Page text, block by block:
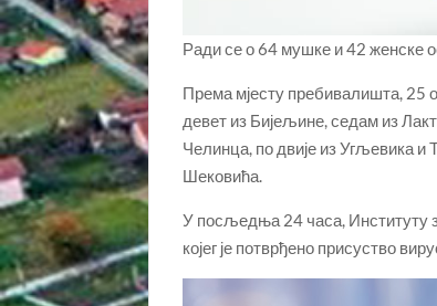
Ради се о 64 мушке и 42 женске
Према мјесту пребивалишта, 25
девет из Бијељине, седам из
Челинца, по двије из Угљевика и
Шековића.
У посљедња 24 часа, Институту
којег је потврђено присуство